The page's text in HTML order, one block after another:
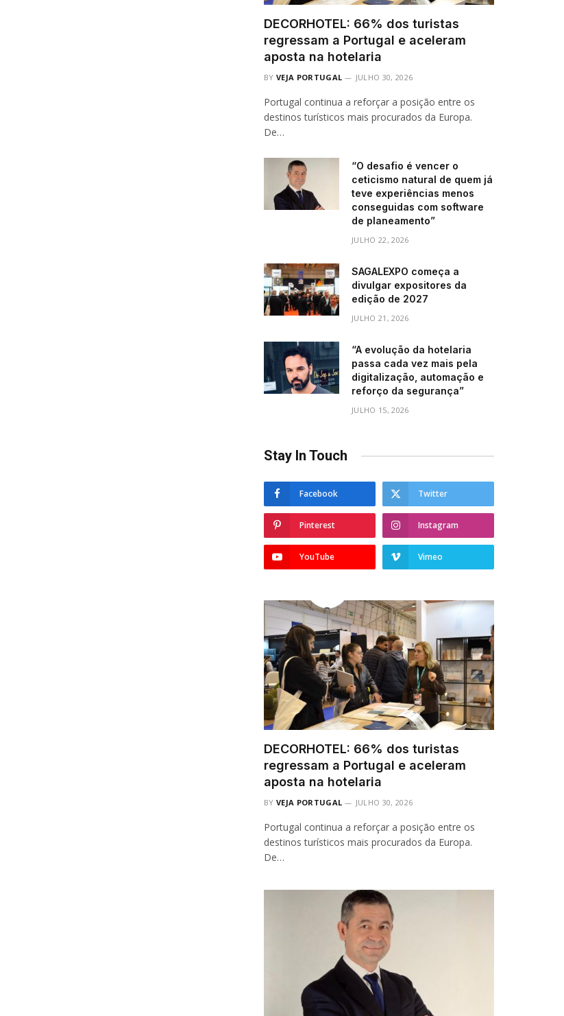
DECORHOTEL: 66% dos turistas
regressam a Portugal e aceleram
aposta na hotelaria
BY VEJA PORTUGAL JULHO 30, 2026
Portugal continua a reforçar a posição entre os
destinos turísticos mais procurados da Europa.
De…
“O desafio é vencer o
ceticismo natural de quem já
teve experiências menos
conseguidas com software
de planeamento”
JULHO 22, 2026
SAGALEXPO começa a
divulgar expositores da
edição de 2027
JULHO 21, 2026
“A evolução da hotelaria
passa cada vez mais pela
digitalização, automação e
reforço da segurança”
JULHO 15, 2026
Stay In Touch
Facebook Twitter
Pinterest Instagram
YouTube Vimeo
DECORHOTEL: 66% dos turistas
regressam a Portugal e aceleram
aposta na hotelaria
BY VEJA PORTUGAL JULHO 30, 2026
Portugal continua a reforçar a posição entre os
destinos turísticos mais procurados da Europa.
De…